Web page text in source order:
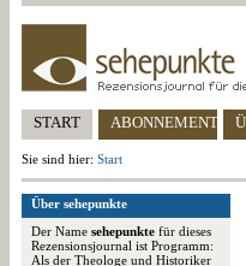
START ABONNEMENT
Sie sind hier: Start
Über sehepunkte
Der Name sehepunkte für dieses
Rezensionsjournal ist Programm:
Als der Theologe und Historiker